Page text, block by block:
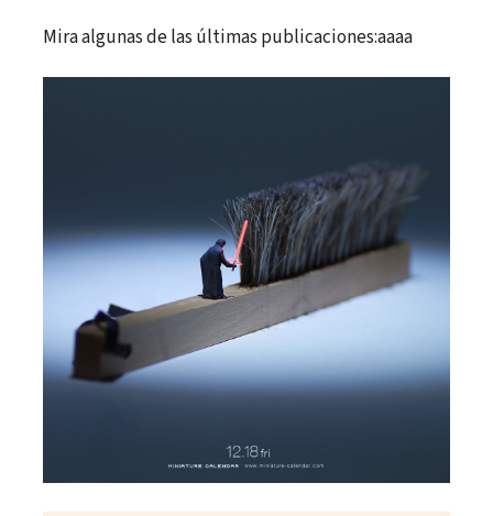
Mira algunas de las últimas publicaciones:aaaa